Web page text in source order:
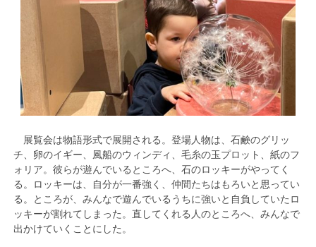
展覧会は物語形式で展開される。登場人物は、石鹸のグリッ
チ、卵のイギー、風船のウィンディ、毛糸の玉プロット、紙のフ
ォリア。彼らが遊んでいるところへ、石のロッキーがやってく
る。ロッキーは、自分が一番強く、仲間たちはもろいと思ってい
る。ところが、みんなで遊んでいるうちに強いと自負していたロ
ッキーが割れてしまった。直してくれる人のところへ、みんなで
出かけていくことにした。